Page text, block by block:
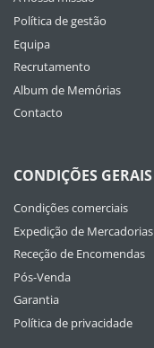
Política de gestão
Equipa
Recrutamento
Album de Memórias
Contacto
CONDIÇÕES GERAIS
Condições comerciais
Expedição de Mercadorias
Receção de Encomendas
Pós-Venda
Garantia
Política de privacidade